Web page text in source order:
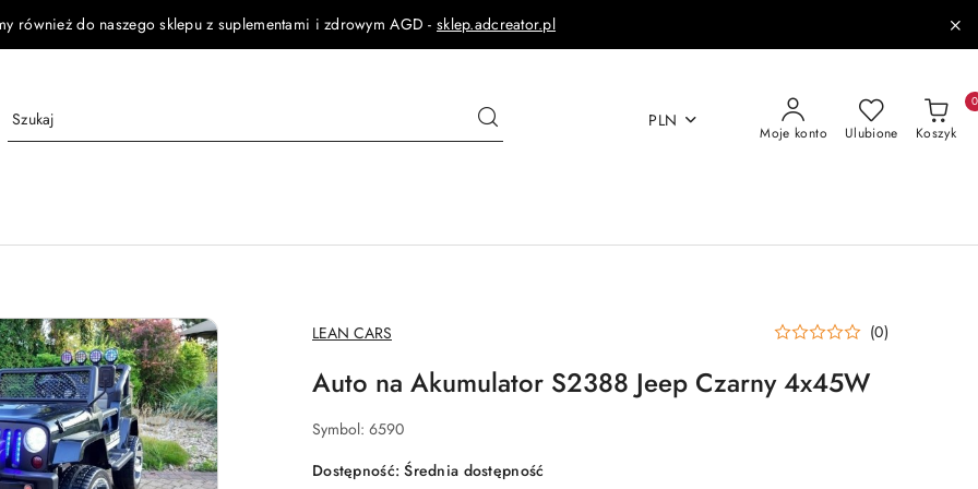
również do naszego sklepu z suplementami i zdrowym AGD - sklep.adcreator.pl
PLN
Moje konto Ulubione Koszyk
0
NAZWA
PRODUCENTA:
LEAN CARS (0)
Auto na Akumulator S2388 Jeep Czarny 4x45W
Symbol: 6590
Dostępność:Średnia dostępność